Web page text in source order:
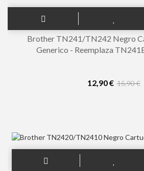
Brother TN241/TN242 Negro
Generico - Reemplaza
12,90 € 15,90 €